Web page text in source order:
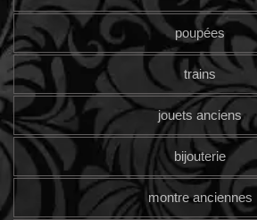
poupées
trains
jouets anciens
bijouterie
montre anciennes